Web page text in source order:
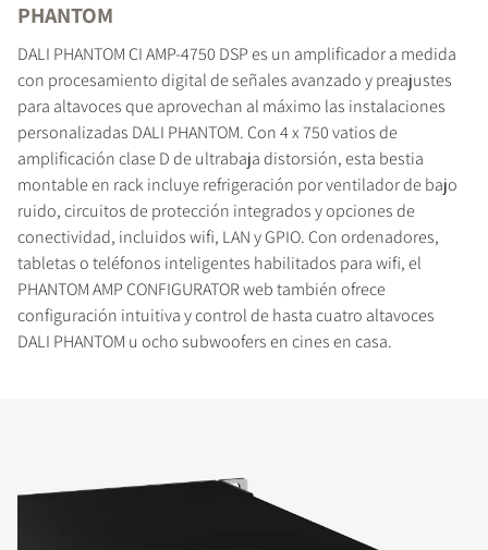
PHANTOM
DALI PHANTOM CI AMP-4750 DSP es un amplificador a medida
con procesamiento digital de señales avanzado y preajustes
para altavoces que aprovechan al máximo las instalaciones
personalizadas DALI PHANTOM. Con 4 x 750 vatios de
amplificación clase D de ultrabaja distorsión, esta bestia
montable en rack incluye refrigeración por ventilador de bajo
ruido, circuitos de protección integrados y opciones de
conectividad, incluidos wifi, LAN y GPIO. Con ordenadores,
tabletas o teléfonos inteligentes habilitados para wifi, el
PHANTOM AMP CONFIGURATOR web también ofrece
configuración intuitiva y control de hasta cuatro altavoces
DALI PHANTOM u ocho subwoofers en cines en casa.